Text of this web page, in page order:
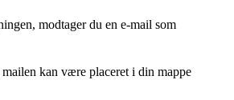
modtager du en e-mail som
kan være placeret i din mappe